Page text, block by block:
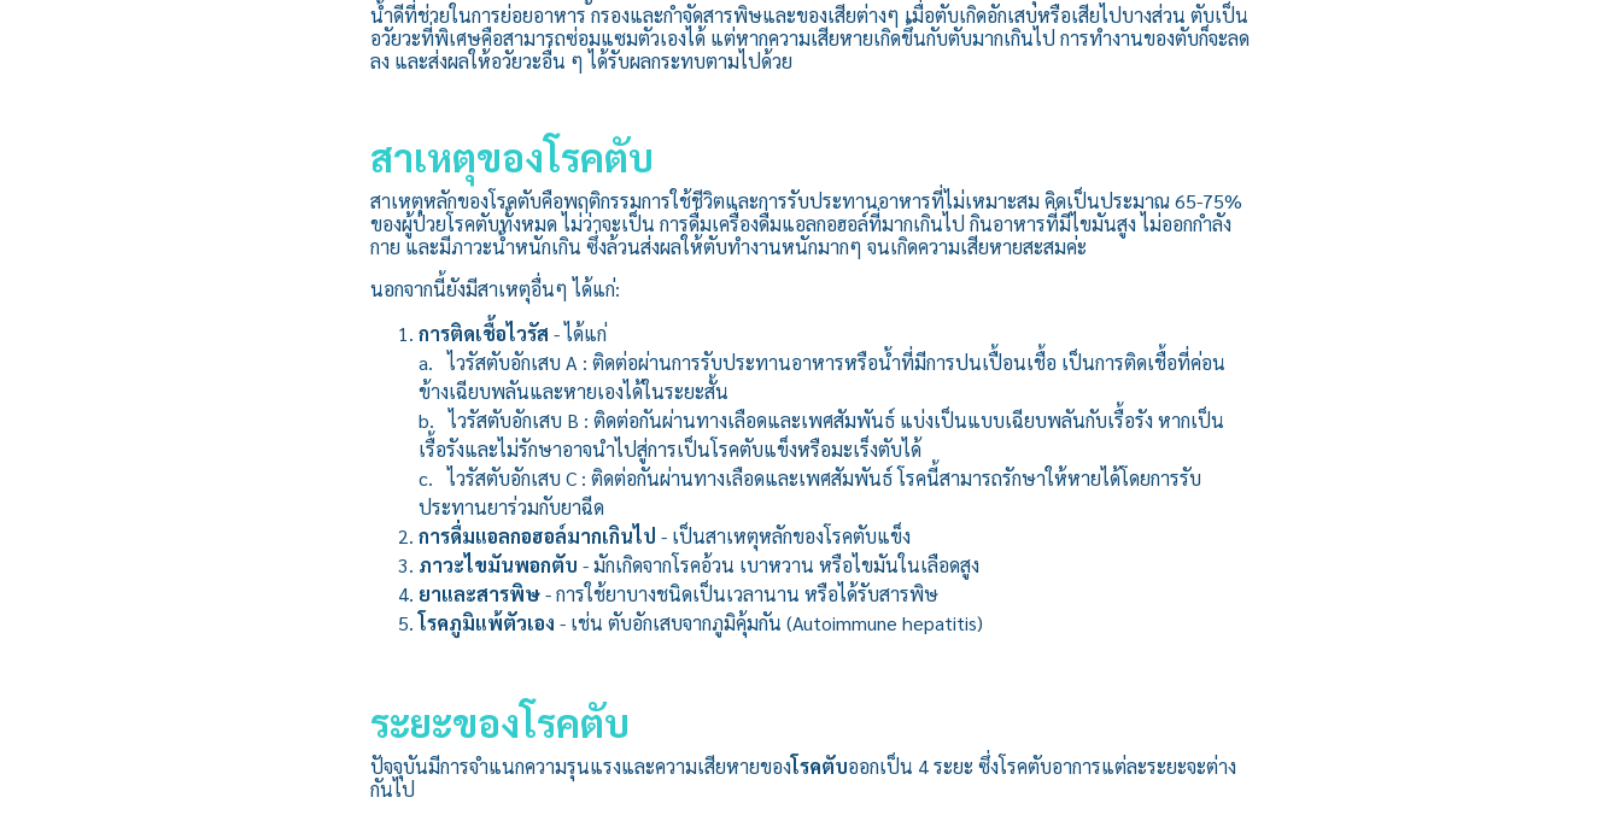
น้ำดีที่ช่วยในการย่อยอาหาร กรองและกำจัดสารพิษและของเสียต่างๆ เมื่อตับเกิดอักเสบหรือเสียไปบางส่วน ตับเป็น
อวัยวะที่พิเศษคือสามารถซ่อมแซมตัวเองได้ แต่หากความเสียหายเกิดขึ้นกับตับมากเกินไป การทำงานของตับก็จะลด
ลง และส่งผลให้อวัยวะอื่น ๆ ได้รับผลกระทบตามไปด้วย
สาเหตุของโรคตับ
สาเหตุหลักของโรคตับคือพฤติกรรมการใช้ชีวิตและการรับประทานอาหารที่ไม่เหมาะสม คิดเป็นประมาณ 65-75%
ของผู้ป่วยโรคตับทั้งหมด ไม่ว่าจะเป็น การดื่มเครื่องดื่มแอลกอฮอล์ที่มากเกินไป กินอาหารที่มีไขมันสูง ไม่ออกกำลัง
กาย และมีภาวะน้ำหนักเกิน ซึ่งล้วนส่งผลให้ตับทำงานหนักมากๆ จนเกิดความเสียหายสะสมค่ะ
นอกจากนี้ยังมีสาเหตุอื่นๆ ได้แก่:
การติดเชื้อไวรัส - ได้แก่
a. ไวรัสตับอักเสบ A : ติดต่อผ่านการรับประทานอาหารหรือน้ำที่มีการปนเปื้อนเชื้อ เป็นการติดเชื้อที่ค่อน
ข้างเฉียบพลันและหายเองได้ในระยะสั้น
b. ไวรัสตับอักเสบ B : ติดต่อกันผ่านทางเลือดและเพศสัมพันธ์ แบ่งเป็นแบบเฉียบพลันกับเรื้อรัง หากเป็น
เรื้อรังและไม่รักษาอาจนำไปสู่การเป็นโรคตับแข็งหรือมะเร็งตับได้
c. ไวรัสตับอักเสบ C : ติดต่อกันผ่านทางเลือดและเพศสัมพันธ์ โรคนี้สามารถรักษาให้หายได้โดยการรับ
ประทานยาร่วมกับยาฉีด
การดื่มแอลกอฮอล์มากเกินไป - เป็นสาเหตุหลักของโรคตับแข็ง
ภาวะไขมันพอกตับ - มักเกิดจากโรคอ้วน เบาหวาน หรือไขมันในเลือดสูง
ยาและสารพิษ- การใช้ยาบางชนิดเป็นเวลานาน หรือได้รับสารพิษ
โรคภูมิแพ้ตัวเอง - เช่น ตับอักเสบจากภูมิคุ้มกัน (Autoimmune hepatitis)
ระยะของโรคตับ
ปัจจุบันมีการจำแนกความรุนแรงและความเสียหายของโรคตับออกเป็น 4 ระยะ ซึ่งโรคตับอาการแต่ละระยะจะต่าง
กันไป